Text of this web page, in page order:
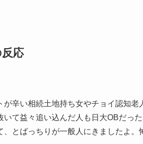
応
が辛い相続土地持ち女やチョイ認知
いて益々追い込んだ人も日大OBだっ
、とばっちりが一般人にきましたよ。